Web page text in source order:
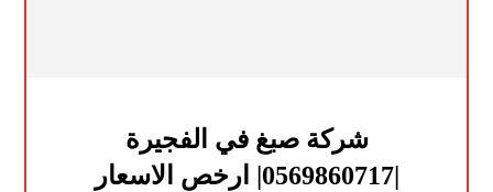
شركة صبغ في الفجيرة
|0569860717| ارخص الاسعار